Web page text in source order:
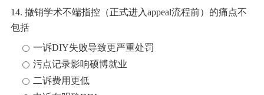
14. 撤销学术不端指控（正式进入appeal流程前）的痛点不
包括
一诉DIY失败导致更严重处罚
污点记录影响硕博就业
二诉费用更低